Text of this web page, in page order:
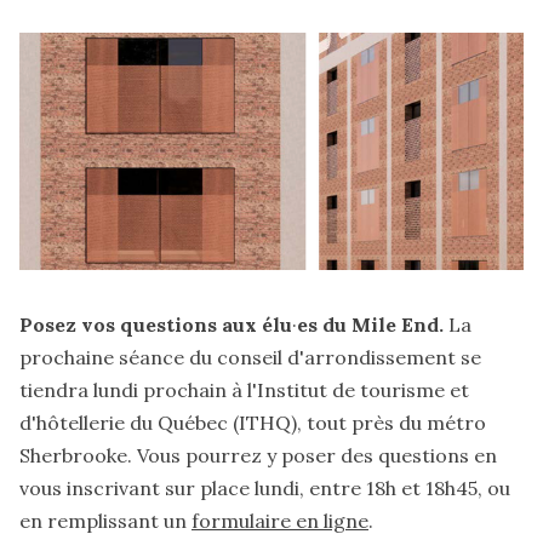
Posez vos questions aux élu·es du Mile End. La
prochaine séance du conseil d'arrondissement se
tiendra lundi prochain à l'Institut de tourisme et
d'hôtellerie du Québec (ITHQ), tout près du métro
Sherbrooke. Vous pourrez y poser des questions en
vous inscrivant sur place lundi, entre 18h et 18h45, ou
en remplissant un formulaire en ligne.